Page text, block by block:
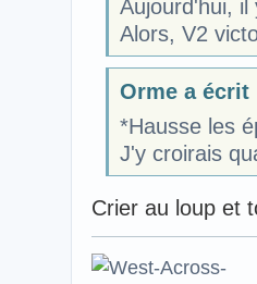
Aujourd'hui, il
Alors, V2
Orme a écrit
*Hausse les
J'y croirais
Crier au loup et